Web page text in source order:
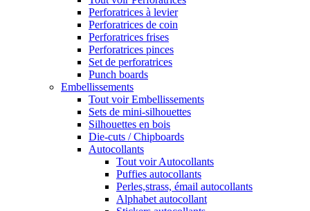
Perforatrices à levier
Perforatrices de coin
Perforatrices frises
Perforatrices pinces
Set de perforatrices
Punch boards
Embellissements
Tout voir Embellissements
Sets de mini-silhouettes
Silhouettes en bois
Die-cuts / Chipboards
Autocollants
Tout voir Autocollants
Puffies autocollants
Perles,strass, émail autocollants
Alphabet autocollant